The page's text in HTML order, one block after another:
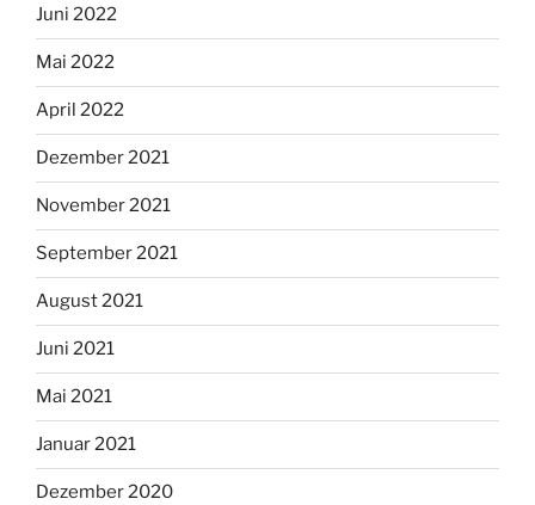
Juni 2022
Mai 2022
April 2022
Dezember 2021
November 2021
September 2021
August 2021
Juni 2021
Mai 2021
Januar 2021
Dezember 2020